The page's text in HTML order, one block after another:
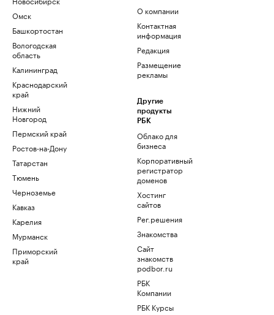
Омск
Башкортостан
Вологодская
область
Калининград
Краснодарский
край
Нижний
Новгород
Пермский край
Ростов-на-Дону
Татарстан
Тюмень
Черноземье
Кавказ
Карелия
Мурманск
Приморский
край
О компании
Контактная
информация
Редакция
Размещение
рекламы
Другие
продукты
РБК
Облако для
бизнеса
Корпоративный
регистратор
доменов
Хостинг
сайтов
Рег.решения
Знакомства
Сайт
знакомств
podbor.ru
РБК
Компании
РБК Курсы